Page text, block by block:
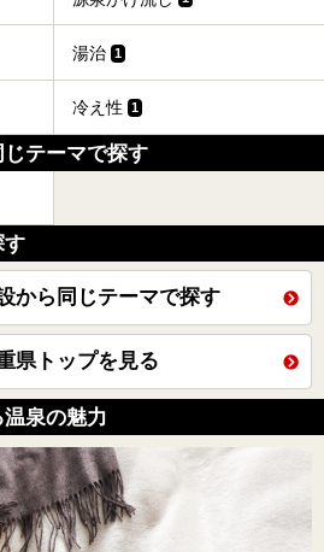
湯治 1
冷え性 1
テーマで探す
す
から同じテーマで探す
県トップを見る
泉の魅力